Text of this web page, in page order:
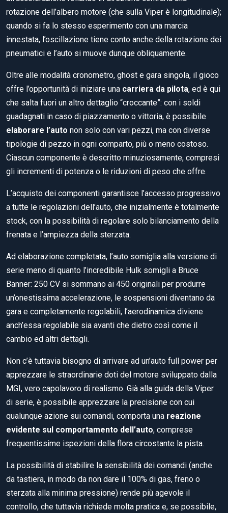
rotazione dell’albero motore (che sulla Viper è longitudinale);
quando si fa lo stesso esperimento con una marcia
innestata, l’oscillazione tiene conto anche della rotazione dei
pneumatici e l’auto si muove dunque obliquamente.
Oltre alle modalità cronometro, ghost e gara singola, il gioco
offre l’opportunità di iniziare una carriera da pilota, ed è qui
che salta fuori un altro dettaglio “croccante”: con i soldi
guadagnati in caso di piazzamento o vittoria, è possibile
elaborare l’auto non solo con vari pezzi, ma con diverse
tipologie di pezzo in ogni comparto, più o meno costoso.
Ciascun componente è descritto minuziosamente, compresi
gli incrementi di potenza o le riduzioni di peso che offre.
L’acquisto dei componenti garantisce l’accesso progressivo
a tutte le regolazioni dell’auto, che inizialmente è totalmente
stock, con la possibilità di regolare solo bilanciamento della
frenata e l’ampiezza della sterzata.
Ad elaborazione completata, l’auto somiglia alla versione di
serie meno di quanto l’incredibile Hulk somigli a Bruce
Banner: 250 CV si sommano ai 450 originali per produrre
un’onestissima accelerazione, le sospensioni diventano da
gara e completamente regolabili, l’aerodinamica diviene
anch’essa regolabile sia avanti che dietro così come il
cambio ed altri dettagli.
Non c’è tuttavia bisogno di arrivare ad un’auto full power per
apprezzare le straordinarie doti del motore sviluppato dalla
MGI, vero capolavoro di realismo. Già alla guida della Viper
di serie, è possibile apprezzare la precisione con cui
qualunque azione sui comandi, comporta una reazione
evidente sul comportamento dell’auto, comprese
frequentissime ispezioni della flora circostante la pista.
La possibilità di stabilire la sensibilità dei comandi (anche
da tastiera, in modo da non dare il 100% di gas, freno o
sterzata alla minima pressione) rende più agevole il
controllo, che tuttavia richiede molta pratica e, se possibile,